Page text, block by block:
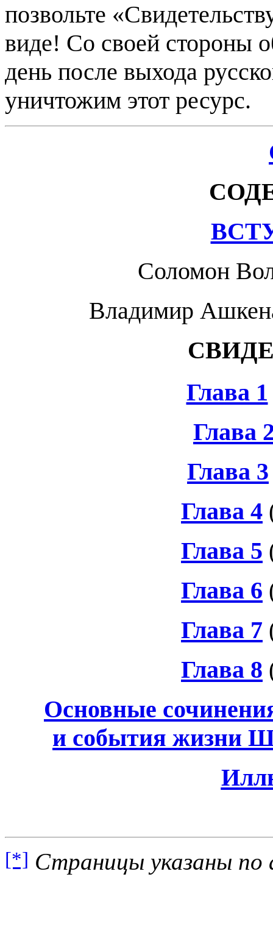
позвольте
виде! Со своей стороны
день после выхода
уничтожим этот ресурс.
Соломон
Владимир
Глава 1
Глава
Глава 3
Глава 4
Глава 5
Глава 6
Глава 7
Глава 8
Основные
и события жизни
[*] Страницы указаны по